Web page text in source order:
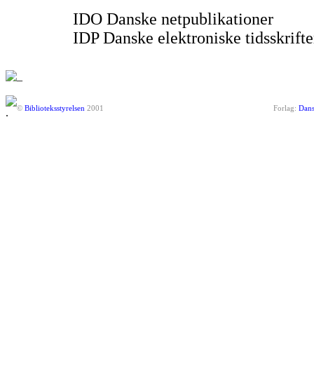
IDO Danske netpublikationer
IDP Danske elektroniske
© Biblioteksstyrelsen 2001 Forlag: